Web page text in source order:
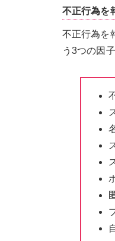
不正行為を
不正行為を
う3つの因